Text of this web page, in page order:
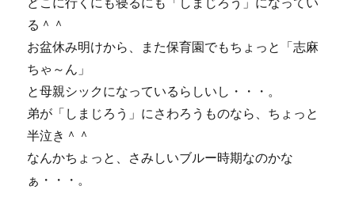
る＾＾
お盆休み明けから、また保育園でもちょっと「志麻
ちゃ～ん」
と母親シックになっているらしいし・・・。
弟が「しまじろう」にさわろうものなら、ちょっと
半泣き＾＾
なんかちょっと、さみしいブルー時期なのかな
ぁ・・・。